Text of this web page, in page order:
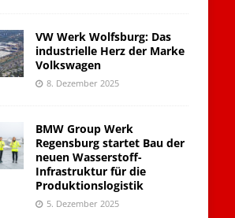
VW Werk Wolfsburg: Das
industrielle Herz der Marke
Volkswagen
8. Dezember 2025
BMW Group Werk
Regensburg startet Bau der
neuen Wasserstoff-
Infrastruktur für die
Produktionslogistik
5. Dezember 2025